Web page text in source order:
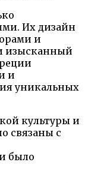
Их дизайн
и
изысканный
и
уникальных
культуры и
связаны с
было